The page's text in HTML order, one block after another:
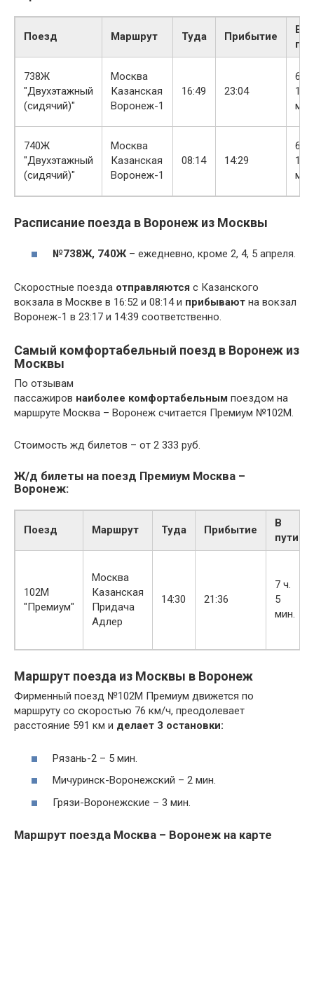
Поезд Маршрут Туда Прибытие
В
738Ж
"Двухэтажный
(сидячий)"
Москва
Казанская
Воронеж-1
16:49 23:04
6 ч.
14
740Ж
"Двухэтажный
(сидячий)"
Москва
Казанская
Воронеж-1
08:14 14:29
6 ч.
14
Расписание поезда в Воронеж из Москвы
№738Ж, 740Ж – ежедневно, кроме 2, 4, 5 апреля.
Скоростные поезда отправляются с Казанского
вокзала в Москве в 16:52 и 08:14 и прибывают на вокзал
Воронеж-1 в 23:17 и 14:39 соответственно.
Самый комфортабельный поезд в Воронеж из
Москвы
По отзывам
пассажиров наиболее комфортабельным поездом на
маршруте Москва – Воронеж считается Премиум №102М.
Стоимость жд билетов – от 2 333 руб.
Ж/д билеты на поезд Премиум Москва –
Воронеж:
Поезд Маршрут Туда Прибытие
В
пути
102М
"Премиум"
Москва
Казанская
Придача
Адлер
14:30 21:36
7 ч.
5
мин.
Маршрут поезда из Москвы в Воронеж
Фирменный поезд №102М Премиум движется по
маршруту со скоростью 76 км/ч, преодолевает
расстояние 591 км и делает 3 остановки:
Рязань-2 – 5 мин.
Мичуринск-Воронежский – 2 мин.
Грязи-Воронежские – 3 мин.
Маршрут поезда Москва – Воронеж на карте